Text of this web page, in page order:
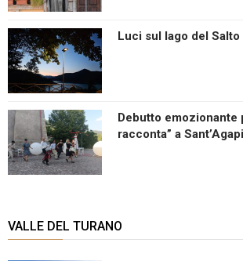
Luci sul lago del Salto
Debutto emozionante
racconta” a
VALLE DEL TURANO